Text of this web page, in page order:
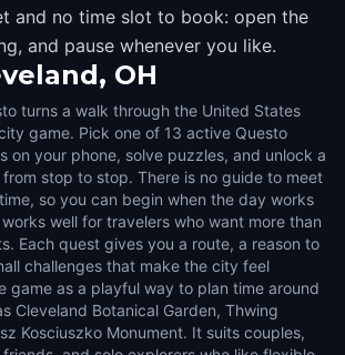
and no time slot to book: open the
and pause whenever you like.
OH
turns a walk through the United States
game. Pick one of 13 active Questo
on your phone, solve puzzles, and unlock a
stop to stop. There is no guide to meet
so you can begin when the day works
well for travelers who want more than
Each quest gives you a route, a reason to
challenges that make the city feel
game as a playful way to plan time around
Cleveland Botanical Garden, Thwing
Kosciuszko Monument. It suits couples,